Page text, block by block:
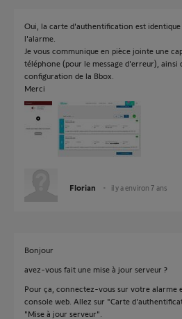
Oui, la carte d'authentification est
l'alarme.
Je vous communique en pièce jointe une
téléphone (pour le message d'erreur), ainsi
configuration de la Bbox.
Merci
Florian il y a environ 7 ans
Bonjour
avez-vous fait une mise à jour serveur ?
Pour ça, connectez-vous sur votre alarme
console web. Allez sur "Carte
"Mise à jour serveur".